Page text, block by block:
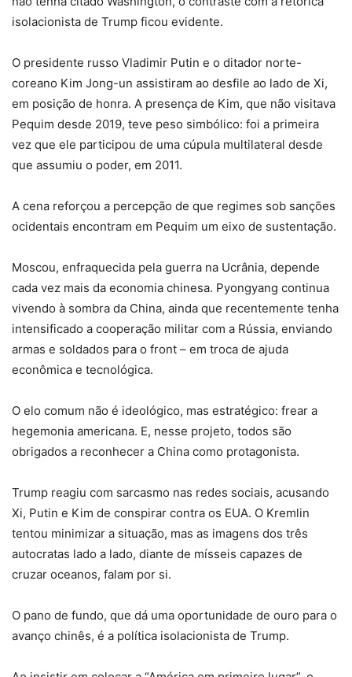
isolacionista de Trump ficou evidente.
O presidente russo Vladimir Putin e o ditador norte-
coreano Kim Jong-un assistiram ao desfile ao lado de Xi,
em posição de honra. A presença de Kim, que não visitava
Pequim desde 2019, teve peso simbólico: foi a primeira
vez que ele participou de uma cúpula multilateral desde
que assumiu o poder, em 2011.
A cena reforçou a percepção de que regimes sob sanções
ocidentais encontram em Pequim um eixo de sustentação.
Moscou, enfraquecida pela guerra na Ucrânia, depende
cada vez mais da economia chinesa. Pyongyang continua
vivendo à sombra da China, ainda que recentemente tenha
intensificado a cooperação militar com a Rússia, enviando
armas e soldados para o front – em troca de ajuda
econômica e tecnológica.
O elo comum não é ideológico, mas estratégico: frear a
hegemonia americana. E, nesse projeto, todos são
obrigados a reconhecer a China como protagonista.
Trump reagiu com sarcasmo nas redes sociais, acusando
Xi, Putin e Kim de conspirar contra os EUA. O Kremlin
tentou minimizar a situação, mas as imagens dos três
autocratas lado a lado, diante de mísseis capazes de
cruzar oceanos, falam por si.
O pano de fundo, que dá uma oportunidade de ouro para o
avanço chinês, é a política isolacionista de Trump.